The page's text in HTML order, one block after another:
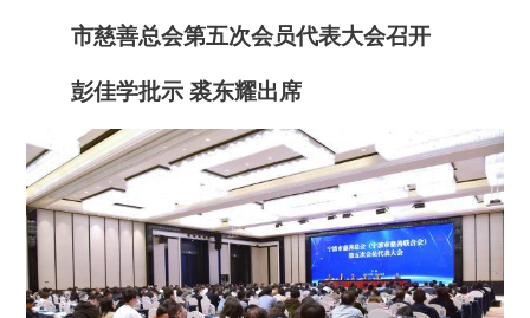
市慈善总会第五次会员代表大会召开
彭佳学批示 裘东耀出席